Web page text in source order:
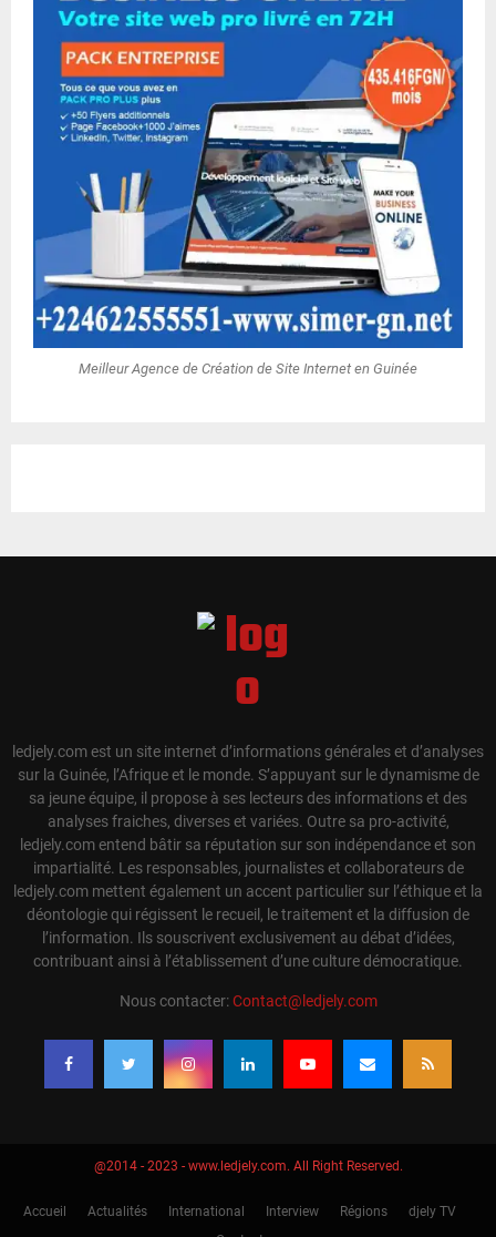
Meilleur Agence de Création de Site Internet en Guinée
ledjely.com est un site internet d’informations générales et d’analyses
sur la Guinée, l’Afrique et le monde. S’appuyant sur le dynamisme de
sa jeune équipe, il propose à ses lecteurs des informations et des
analyses fraiches, diverses et variées. Outre sa pro-activité,
ledjely.com entend bâtir sa réputation sur son indépendance et son
impartialité. Les responsables, journalistes et collaborateurs de
ledjely.com mettent également un accent particulier sur l’éthique et la
déontologie qui régissent le recueil, le traitement et la diffusion de
l’information. Ils souscrivent exclusivement au débat d’idées,
contribuant ainsi à l’établissement d’une culture démocratique.
Nous contacter:Contact@ledjely.com
@2014 - 2023 - www.ledjely.com. All Right Reserved.
Accueil Actualités International Interview Régions
djely TV